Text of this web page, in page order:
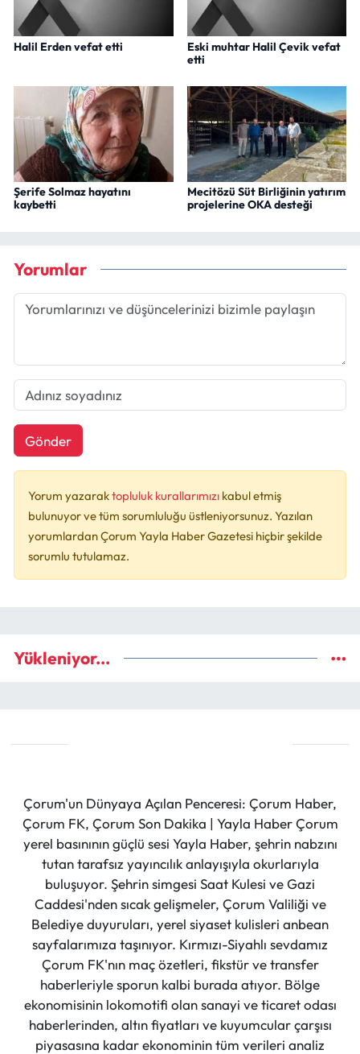
Halil Erden vefat etti
Eski muhtar Halil Çevik vefat
etti
Şerife Solmaz hayatını
kaybetti
Mecitözü Süt Birliğinin yatırım
projelerine OKA desteği
Yorumlar
Gönder
Yorum yazaraktopluluk kurallarımızı kabul etmiş
bulunuyor ve tüm sorumluluğu üstleniyorsunuz. Yazılan
yorumlardan Çorum Yayla Haber Gazetesi hiçbir şekilde
sorumlu tutulamaz.
Yükleniyor...
Çorum'un Dünyaya Açılan Penceresi: Çorum Haber,
Çorum FK, Çorum Son Dakika | Yayla Haber Çorum
yerel basınının güçlü sesi Yayla Haber, şehrin nabzını
tutan tarafsız yayıncılık anlayışıyla okurlarıyla
buluşuyor. Şehrin simgesi Saat Kulesi ve Gazi
Caddesi'nden sıcak gelişmeler, Çorum Valiliği ve
Belediye duyuruları, yerel siyaset kulisleri anbean
sayfalarımıza taşınıyor. Kırmızı-Siyahlı sevdamız
Çorum FK'nın maç özetleri, fikstür ve transfer
haberleriyle sporun kalbi burada atıyor. Bölge
ekonomisinin lokomotifi olan sanayi ve ticaret odası
haberlerinden, altın fiyatları ve kuyumcular çarşısı
piyasasına kadar ekonominin tüm verileri analiz